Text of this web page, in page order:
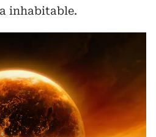
inhabitable.